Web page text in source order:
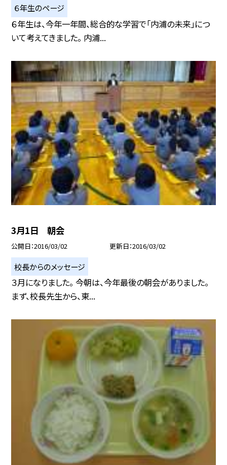
６年生のページ
６年生は、今年一年間、総合的な学習で「内浦の未来」につ
いて考えてきました。 内浦...
3月1日 朝会
公開日 2016/03/02 更新日 2016/03/02
校長からのメッセージ
３月になりました。 今朝は、今年最後の朝会がありました。
まず、校長先生から、東...